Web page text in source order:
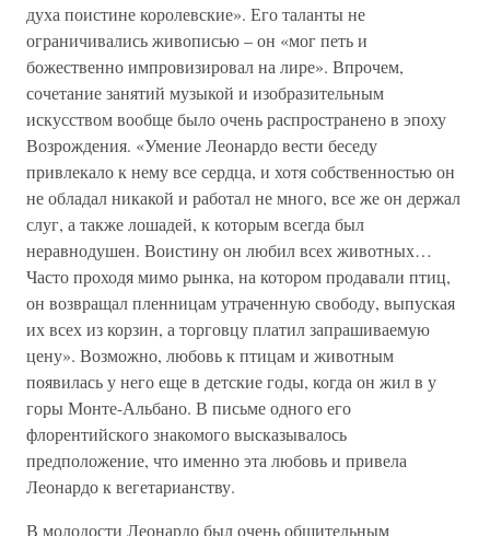
духа поистине королевские». Его таланты не
ограничивались живописью – он «мог петь и
божественно импровизировал на лире». Впрочем,
сочетание занятий музыкой и изобразительным
искусством вообще было очень распространено в эпоху
Возрождения. «Умение Леонардо вести беседу
привлекало к нему все сердца, и хотя собственностью он
не обладал никакой и работал не много, все же он держал
слуг, а также лошадей, к которым всегда был
неравнодушен. Воистину он любил всех животных…
Часто проходя мимо рынка, на котором продавали птиц,
он возвращал пленницам утраченную свободу, выпуская
их всех из корзин, а торговцу платил запрашиваемую
цену». Возможно, любовь к птицам и животным
появилась у него еще в детские годы, когда он жил в у
горы Монте-Альбано. В письме одного его
флорентийского знакомого высказывалось
предположение, что именно эта любовь и привела
Леонардо к вегетарианству.
В молодости Леонардо был очень общительным